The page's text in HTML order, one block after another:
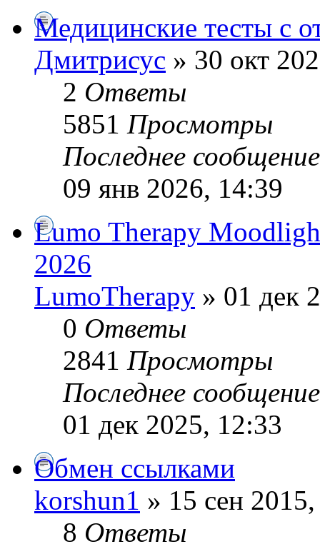
Медицинские тесты с
Дмитрисус » 30 окт
2 Ответы
5851 Просмотры
Последнее
09 янв 2026, 14:39
Lumo Therapy
2026
LumoTherapy » 01 дек
0 Ответы
2841 Просмотры
Последнее
01 дек 2025, 12:33
Обмен ссылками
korshun1 » 15 сен
8 Ответы